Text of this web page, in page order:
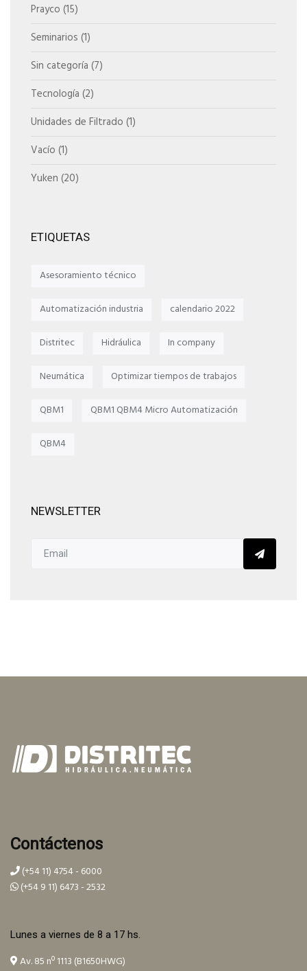
Prayco (15)
Seminarios (1)
Sin categoría (7)
Tecnología (2)
Unidades de Filtrado (1)
Vacío (1)
Yuken (20)
ETIQUETAS
Asesoramiento técnico
Automatización industria calendario 2022
Distritec Hidráulica In company
Neumática Optimizar tiempos de trabajos
QBM1 QBM1 QBM4 Micro Automatización
QBM4
NEWSLETTER
Contáctenos
(+54 11) 4754 - 6000
(+54 9 11) 6473 - 2532
Lunes a viernes de 8 a 17 hs.
Av. 85 nº 1113 (B1650HWG)